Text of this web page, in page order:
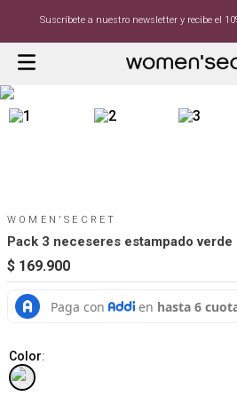
Suscríbete a nuestro newsletter y recibe el
WOMEN'SECRET
Pack 3 neceseres estampado verde
$ 169.900
Color: